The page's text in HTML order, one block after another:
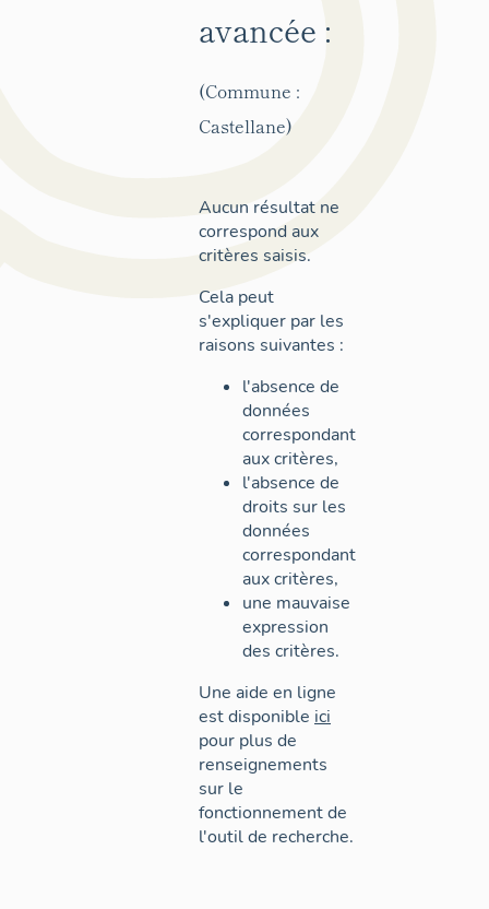
avancée :
(Commune :
Castellane)
Aucun résultat ne
correspond aux
critères saisis.
Cela peut
s'expliquer par les
raisons suivantes :
l'absence de
données
correspondant
aux critères,
l'absence de
droits sur les
données
correspondant
aux critères,
une mauvaise
expression
des critères.
Une aide en ligne
est disponible ici
pour plus de
renseignements
sur le
fonctionnement de
l'outil de recherche.